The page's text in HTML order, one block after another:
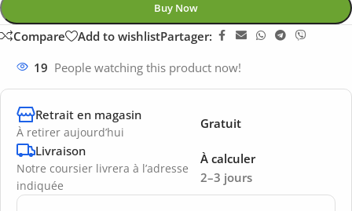
Buy Now
Compare Add to wishlistPartager:
19 People watching this product now!
Retrait en magasin
À retirer aujourd’hui
Gratuit
Livraison
Notre coursier livrera à l’adresse
indiquée
2–3 jours
À calculer